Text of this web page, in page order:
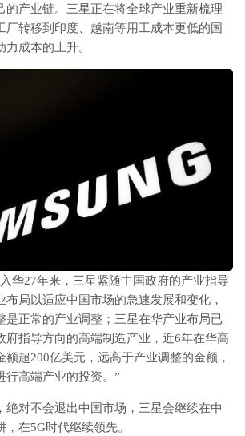
的产业链。三星正在将全球产业重新梳理
厂转移到印度、越南等用工成本更低的国
成本的上升。
华27年来，三星紧随中国政府的产业指导
布局以适应中国市场的急速发展和变化，
是正常的产业调整；三星在华产业布局已
府指导方向的高端制造产业，近6年在华高
额超200亿美元，远高于产业调整的金额，
行高端产业的投资。”
绝对不会退出中国市场，三星会继续在中
在5G时代继续领先。